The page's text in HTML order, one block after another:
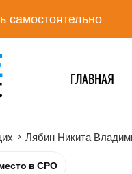
самостоятельно
ГЛАВНАЯ
> Лябин Никита
в СРО